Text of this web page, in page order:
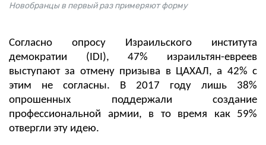
Новобранцы в первый раз примеряют форму
Согласно опросу Израильского института
демократии (IDI), 47% израильтян-евреев
выступают за отмену призыва в ЦАХАЛ, а 42% с
этим не согласны. В 2017 году лишь 38%
опрошенных поддержали создание
профессиональной армии, в то время как 59%
отвергли эту идею.